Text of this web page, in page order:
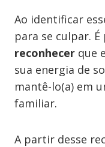
Ao identificar
para se culpar. É
reconhecer que
sua energia de
mantê-lo(a) em
familiar.
A partir desse